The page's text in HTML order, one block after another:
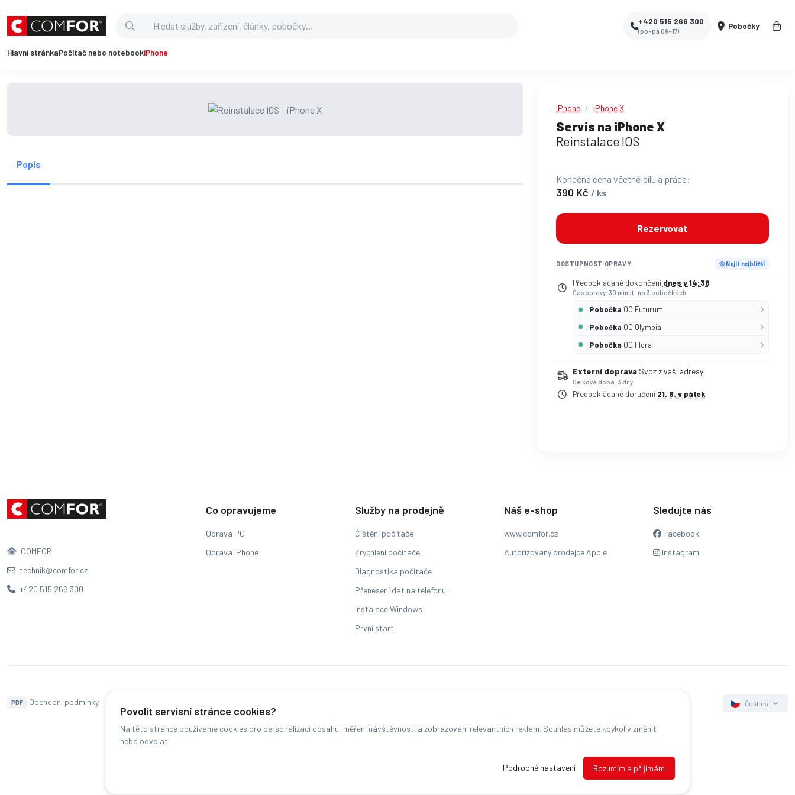
+420 515 266 300
(po-pá 09-17)
Pobočky
Hlavní stránkaPočítač nebo notebookiPhone
Popis
iPhone iPhone X
Servis na iPhone X
Reinstalace IOS
Konečná cena včetně dílu a práce:
390 Kč / ks
Rezervovat
DOSTUPNOST OPRAVY Najít nejbližší
Předpokládané dokončení dnes v 14:38
Čas opravy: 30 minut · na 3 pobočkách
Pobočka OC Futurum
Pobočka OC Olympia
Pobočka OC Flora
Externí doprava Svoz z vaší adresy
Celková doba: 3 dny
Předpokládané doručení 21. 8. v pátek
Povolit servisní stránce cookies?
Na této stránce používáme cookies pro personalizaci obsahu, měření návštěvnosti a zobrazování relevantních reklam. Souhlas můžete kdykoliv změnit
nebo odvolat.
Podrobné nastavení Rozumím a přijímám
COMFOR
technik@comfor.cz
+420 515 266 300
Co opravujeme
Oprava PC
Oprava iPhone
Služby na prodejně
Čištění počítače
Zrychlení počítače
Diagnostika počítače
Přenesení dat na telefonu
Instalace Windows
První start
Náš e-shop
www.comfor.cz
Autorizovaný prodejce Apple
Sledujte nás
Facebook
Instagram
PDF Obchodní podmínky Čeština